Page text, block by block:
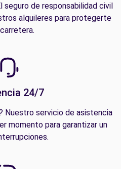
seguro de responsabilidad civil
alquileres para protegerte
24/7
Nuestro servicio de asistencia
momento para garantizar un